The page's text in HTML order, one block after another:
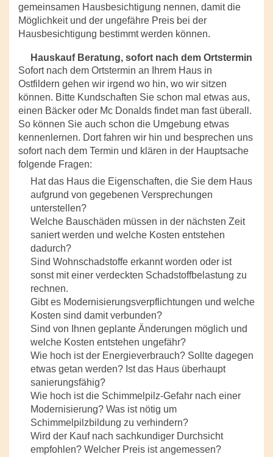
gemeinsamen Hausbesichtigung nennen, damit die
Möglichkeit und der ungefähre Preis bei der
Hausbesichtigung bestimmt werden können.
Hauskauf Beratung, sofort nach dem Ortstermin
Sofort nach dem Ortstermin an Ihrem Haus in
Ostfildern gehen wir irgend wo hin, wo wir sitzen
können. Bitte Kundschaften Sie schon mal etwas aus,
einen Bäcker oder Mc Donalds findet man fast überall.
So können Sie auch schon die Umgebung etwas
kennenlernen. Dort fahren wir hin und besprechen uns
sofort nach dem Termin und klären in der Hauptsache
folgende Fragen:
Hat das Haus die Eigenschaften, die Sie dem Haus
aufgrund von gegebenen Versprechungen
unterstellen?
Welche Bauschäden müssen in der nächsten Zeit
saniert werden und welche Kosten entstehen
dadurch?
Sind Wohnschadstoffe erkannt worden oder ist
sonst mit einer verdeckten Schadstoffbelastung zu
rechnen.
Gibt es Modernisierungsverpflichtungen und welche
Kosten sind damit verbunden?
Sind von Ihnen geplante Änderungen möglich und
welche Kosten entstehen ungefähr?
Wie hoch ist der Energieverbrauch? Sollte dagegen
etwas getan werden? Ist das Haus überhaupt
sanierungsfähig?
Wie hoch ist die Schimmelpilz-Gefahr nach einer
Modernisierung? Was ist nötig um
Schimmelpilzbildung zu verhindern?
Wird der Kauf nach sachkundiger Durchsicht
empfohlen? Welcher Preis ist angemessen?